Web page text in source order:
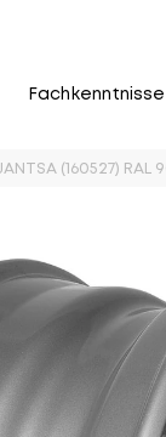
Fachkenntnisse
(160527) RAL